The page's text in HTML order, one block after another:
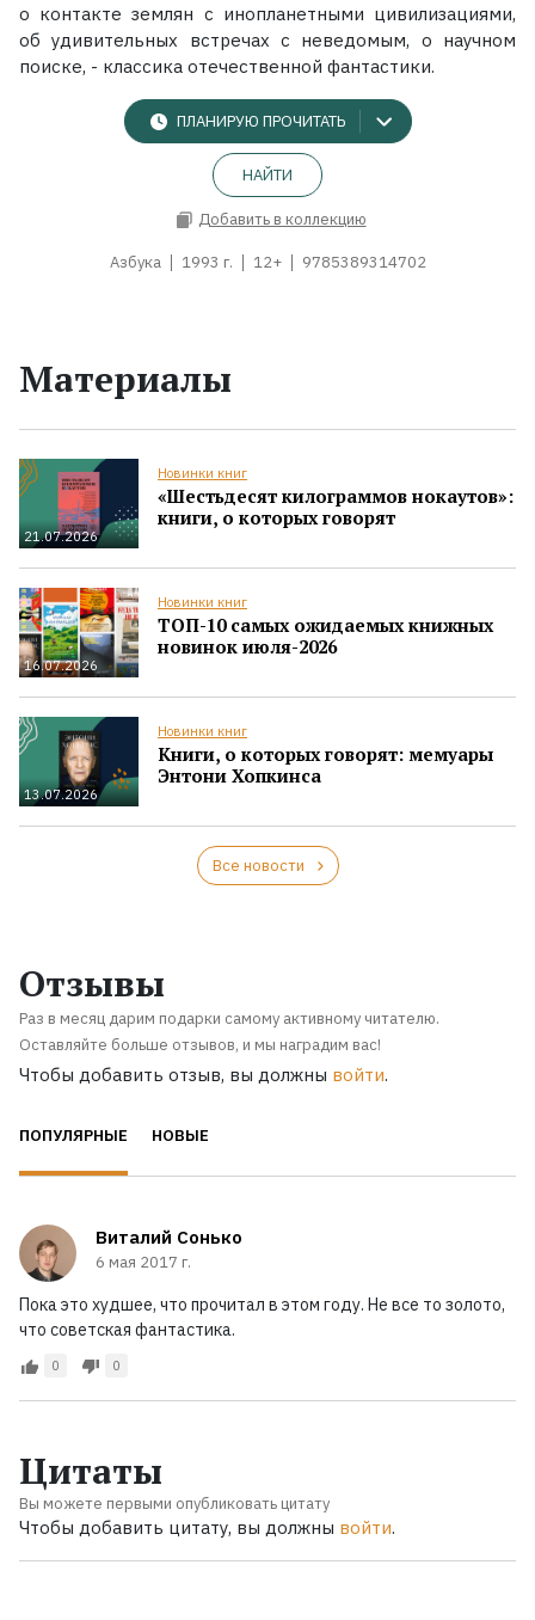
о контакте землян с инопланетными цивилизациями,
об удивительных встречах с неведомым, о научном
поиске, - классика отечественной фантастики.
ПЛАНИРУЮ ПРОЧИТАТЬ
НАЙТИ
Добавить в коллекцию
Азбука 1993 г. 12+ 9785389314702
Материалы
21.07.2026
Новинки книг
«Шестьдесят килограммов нокаутов»:
книги, о которых говорят
16.07.2026
Новинки книг
ТОП-10 самых ожидаемых книжных
новинок июля-2026
13.07.2026
Новинки книг
Книги, о которых говорят: мемуары
Энтони Хопкинса
Все новости
Отзывы
Раз в месяц дарим подарки самому активному читателю.
Оставляйте больше отзывов, и мы наградим вас!
Чтобы добавить отзыв, вы должны войти.
ПОПУЛЯРНЫЕ НОВЫЕ
Виталий Сонько
6 мая 2017 г.
Пока это худшее, что прочитал в этом году. Не все то золото,
что советская фантастика.
0 0
Цитаты
Вы можете первыми опубликовать цитату
Чтобы добавить цитату, вы должны войти.